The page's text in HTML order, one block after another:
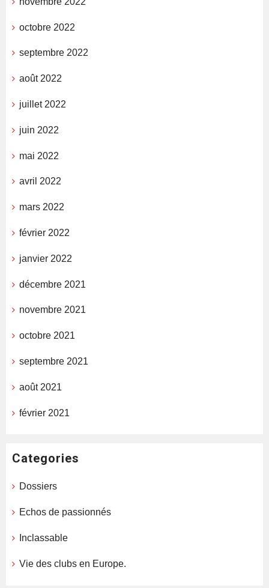
octobre 2022
septembre 2022
août 2022
juillet 2022
juin 2022
mai 2022
avril 2022
mars 2022
février 2022
janvier 2022
décembre 2021
novembre 2021
octobre 2021
septembre 2021
août 2021
février 2021
Categories
Dossiers
Echos de passionnés
Inclassable
Vie des clubs en Europe.